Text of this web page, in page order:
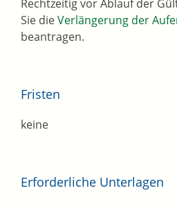
Rechtzeitig vor Ablauf der
Sie dieVerlängerung der
beantragen.
Fristen
keine
Erforderliche Unterlagen